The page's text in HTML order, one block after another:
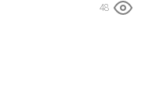
48